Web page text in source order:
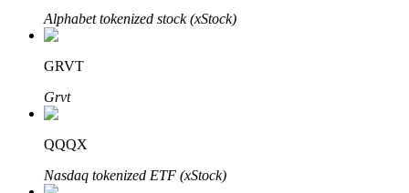
Alphabet tokenized stock (xStock)
GRVT
Grvt
QQQX
Nasdaq tokenized ETF (xStock)